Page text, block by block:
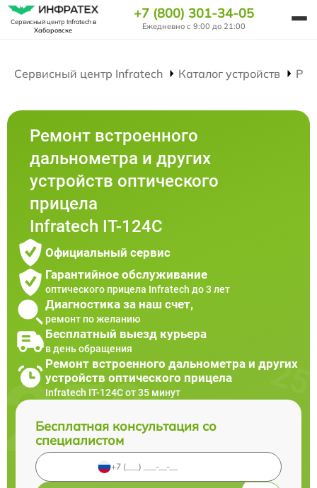
Сервисный центр Infratechв
Хабаровске
+7 (800) 301-34-05
Ежедневно с 9:00 до 21:00
Сервисный центр Infratech Каталог устройств
Ремонт встроенного
дальнометра и других
устройств оптического
прицела
Infratech IT-124C
Официальный сервис
Гарантийное обслуживание
оптического прицела Infratech до 3 лет
Диагностика за наш счет,
ремонт по желанию
Бесплатный выезд курьера
в день обращения
Ремонт встроенного дальнометра и других
устройств оптического прицела
Infratech IT-124C от 35 минут
Бесплатная консультация со
специалистом